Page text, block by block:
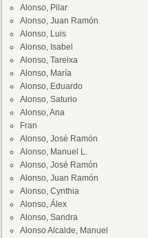
Alonso, Pilar
Alonso, Juan Ramón
Alonso, Luis
Alonso, Isabel
Alonso, Tareixa
Alonso, María
Alonso, Eduardo
Alonso, Saturio
Alonso, Ana
Fran
Alonso, José Ramón
Alonso, Manuel L.
Alonso, José Ramón
Alonso, Juan Ramón
Alonso, Cynthia
Alonso, Álex
Alonso, Sandra
Alonso Alcalde, Manuel